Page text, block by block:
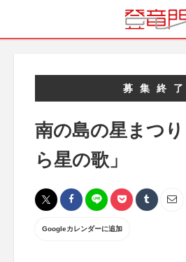
募集終了
南の島の星まつ
ら星の歌」
Googleカレンダーに追加